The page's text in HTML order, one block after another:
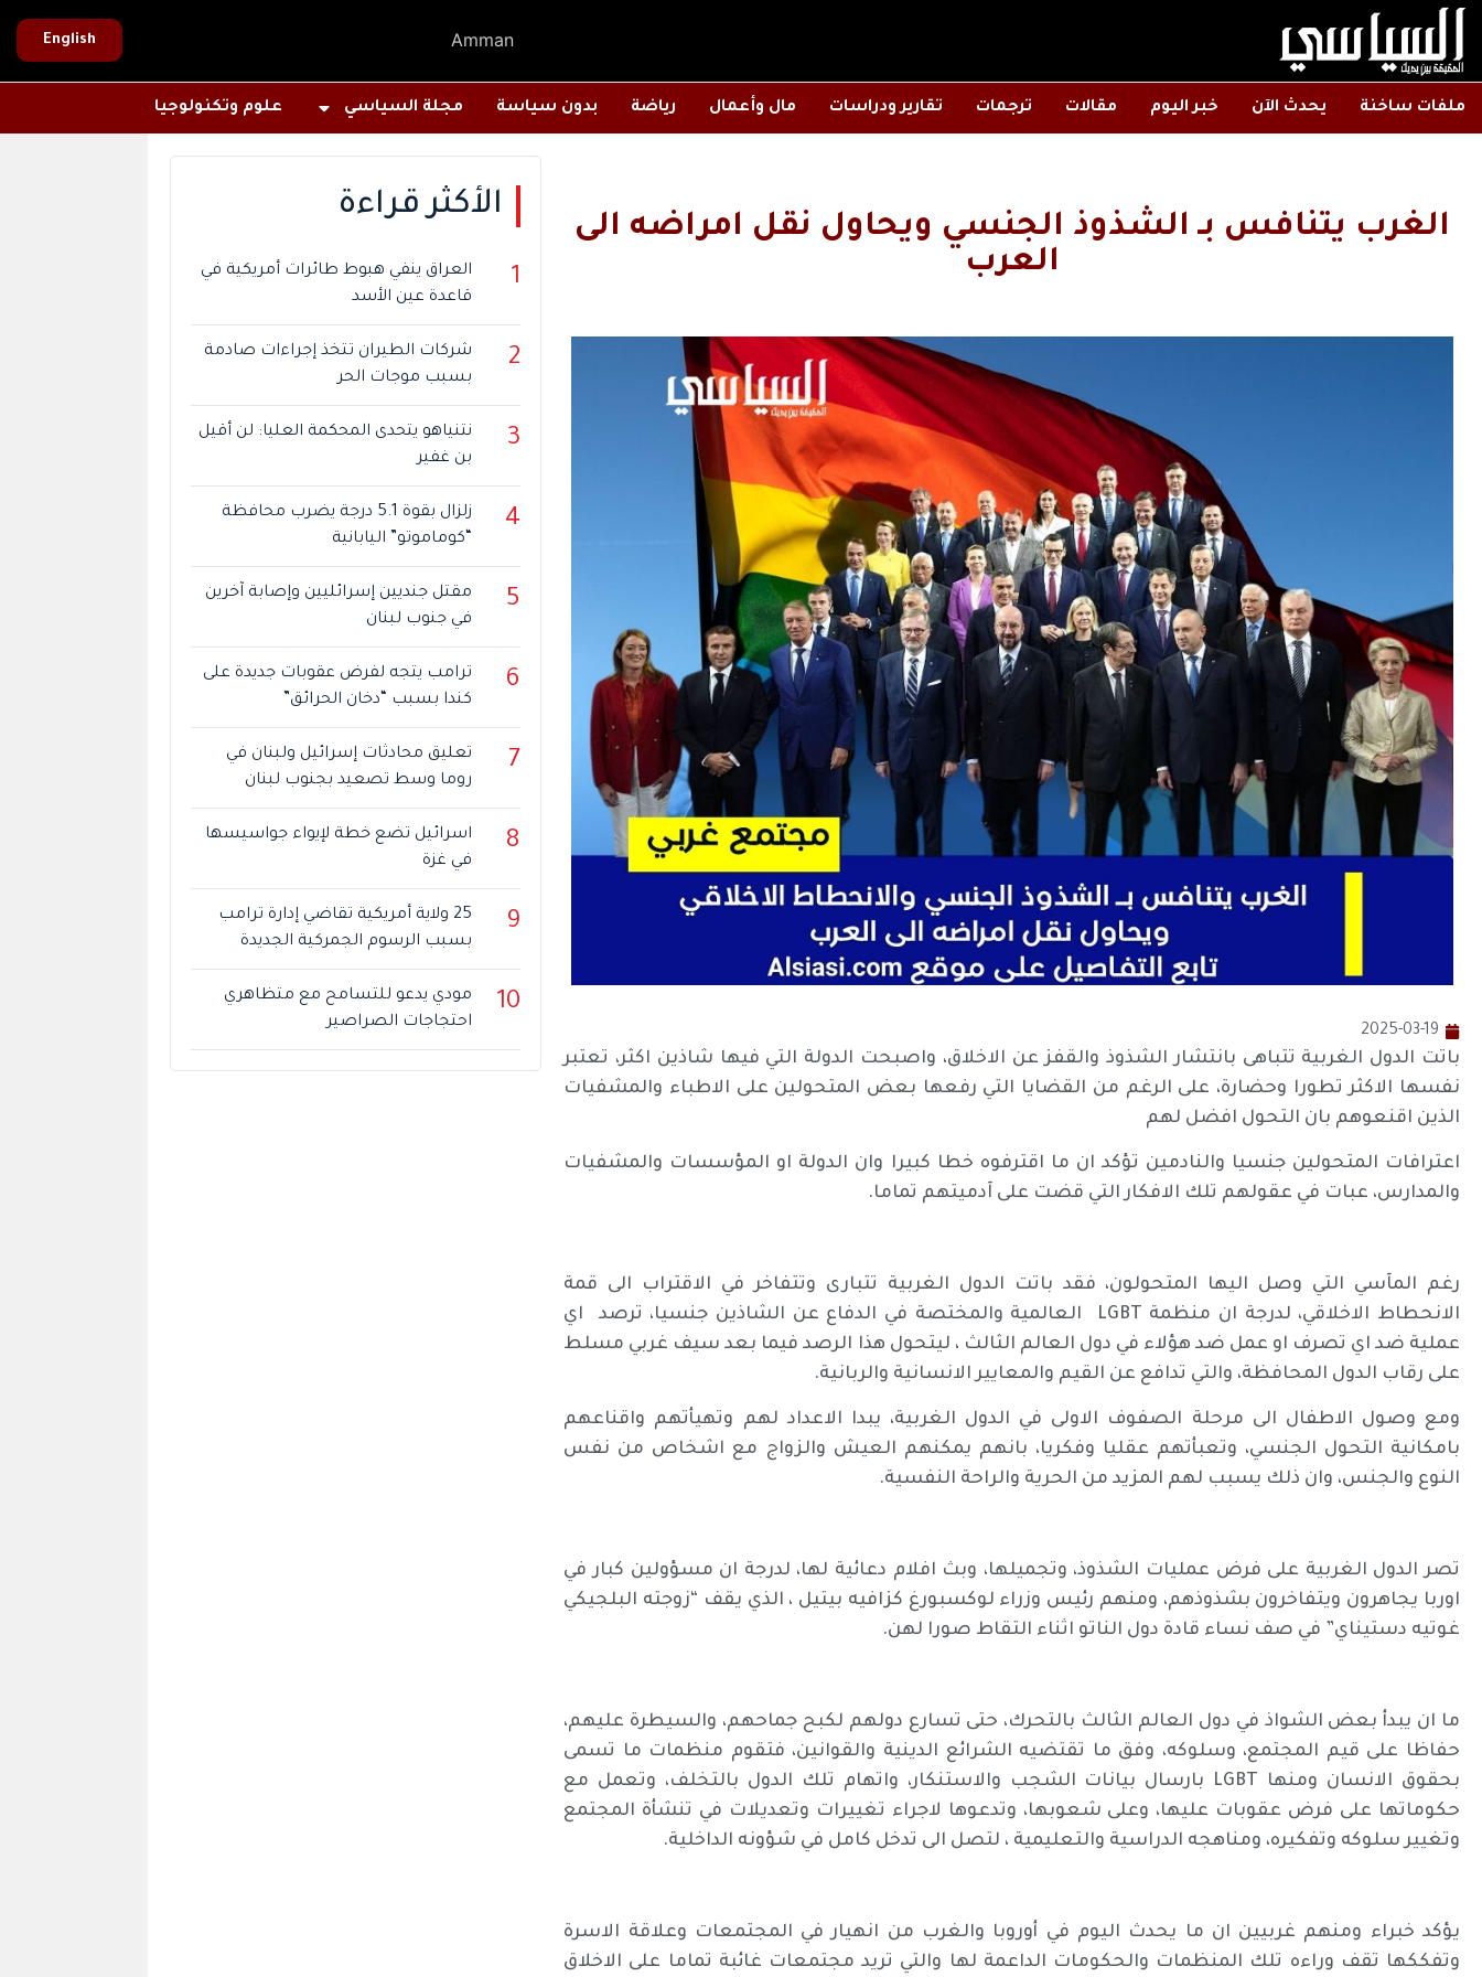
Amman
English
ملفات ساخنة يحدث الآن خبر اليوم مقالات ترجمات تقارير ودراسات مال وأعمال رياضة بدون سياسة مجلة السياسي علوم وتكنولوجيا
الغرب يتنافس بـ الشذوذ الجنسي ويحاول نقل امراضه الى
العرب
2025-03-19
باتت الدول الغربية تتباهى بانتشار الشذوذ والقفز عن الاخلاق، واصبحت الدولة التي فيها شاذين اكثر، تعتبر
نفسها الاكثر تطورا وحضارة، على الرغم من القضايا التي رفعها بعض المتحولين على الاطباء والمشفيات
الذين اقنعوهم بان التحول افضل لهم
اعترافات المتحولين جنسيا والنادمين تؤكد ان ما اقترفوه خطا كبيرا وان الدولة او المؤسسات والمشفيات
والمدارس، عبات في عقولهم تلك الافكار التي قضت على آدميتهم تماما.
رغم المآسي التي وصل اليها المتحولون، فقد باتت الدول الغربية تتبارى وتتفاخر في الاقتراب الى قمة
الانحطاط الاخلاقي، لدرجة ان منظمة LGBT العالمية والمختصة في الدفاع عن الشاذين جنسيا، ترصد اي
عملية ضد اي تصرف او عمل ضد هؤلاء في دول العالم الثالث ، ليتحول هذا الرصد فيما بعد سيف غربي مسلط
على رقاب الدول المحافظة، والتي تدافع عن القيم والمعايير الانسانية والربانية.
ومع وصول الاطفال الى مرحلة الصفوف الاولى في الدول الغربية، يبدا الاعداد لهم وتهيأتهم واقناعهم
بامكانية التحول الجنسي، وتعبأتهم عقليا وفكريا، بانهم يمكنهم العيش والزواج مع اشخاص من نفس
النوع والجنس، وان ذلك يسبب لهم المزيد من الحرية والراحة النفسية.
تصر الدول الغربية على فرض عمليات الشذوذ، وتجميلها، وبث افلام دعائية لها، لدرجة ان مسؤولين كبار في
اوربا يجاهرون ويتفاخرون بشذوذهم، ومنهم رئيس وزراء لوكسبورغ كزافيه بيتيل ، الذي يقف “زوجته البلجيكي
غوتيه دستيناي” في صف نساء قادة دول الناتو اثناء التقاط صورا لهن.
ما ان يبدأ بعض الشواذ في دول العالم الثالث بالتحرك، حتى تسارع دولهم لكبح جماحهم، والسيطرة عليهم،
حفاظا على قيم المجتمع، وسلوكه، وفق ما تقتضيه الشرائع الدينية والقوانين، فتقوم منظمات ما تسمى
بحقوق الانسان ومنها LGBT بارسال بيانات الشجب والاستنكار، واتهام تلك الدول بالتخلف، وتعمل مع
حكوماتها على فرض عقوبات عليها، وعلى شعوبها، وتدعوها لاجراء تغييرات وتعديلات في تنشأة المجتمع
وتغيير سلوكه وتفكيره، ومناهجه الدراسية والتعليمية ، لتصل الى تدخل كامل في شؤونه الداخلية.
يؤكد خبراء ومنهم غربيين ان ما يحدث اليوم في أوروبا والغرب من انهيار في المجتمعات وعلاقة الاسرة
وتفككها تقف وراءه تلك المنظمات والحكومات الداعمة لها والتي تريد مجتمعات غائبة تماما على الاخلاق
الأكثر قراءة
1
العراق ينفي هبوط طائرات أمريكية في
قاعدة عين الأسد
2
شركات الطيران تتخذ إجراءات صادمة
بسبب موجات الحر
3
نتنياهو يتحدى المحكمة العليا: لن أقيل
بن غفير
4
زلزال بقوة 5.1 درجة يضرب محافظة
“كوماموتو” اليابانية
5
مقتل جنديين إسرائليين وإصابة آخرين
في جنوب لبنان
6
ترامب يتجه لفرض عقوبات جديدة على
كندا بسبب “دخان الحرائق”
7
تعليق محادثات إسرائيل ولبنان في
روما وسط تصعيد بجنوب لبنان
8
اسرائيل تضع خطة لإيواء جواسيسها
في غزة
9
25 ولاية أمريكية تقاضي إدارة ترامب
بسبب الرسوم الجمركية الجديدة
10
مودي يدعو للتسامح مع متظاهري
احتجاجات الصراصير